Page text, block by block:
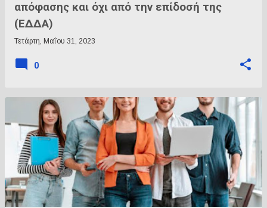
απόφασης και όχι από την επίδοσή της
(ΕΔΔΑ)
Τετάρτη, Μαΐου 31, 2023
0